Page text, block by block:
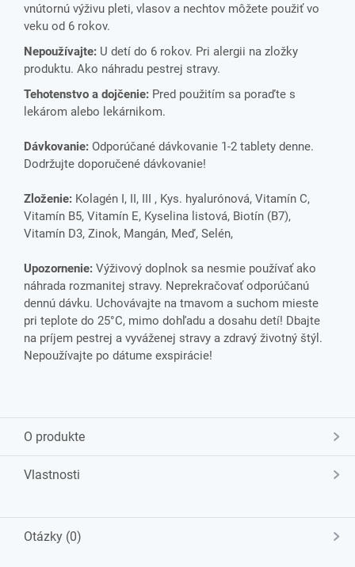
vnútornú výživu pleti, vlasov a nechtov môžete použiť vo
veku od 6 rokov.
Nepoužívajte: U detí do 6 rokov. Pri alergii na zložky
produktu. Ako náhradu pestrej stravy.
Tehotenstvo a dojčenie: Pred použitím sa poraďte s
lekárom alebo lekárnikom.
Dávkovanie: Odporúčané dávkovanie 1-2 tablety denne.
Dodržujte doporučené dávkovanie!
Zloženie: Kolagén I, II, III , Kys. hyalurónová, Vitamín C,
Vitamín B5, Vitamín E, Kyselina listová, Biotín (B7),
Vitamín D3, Zinok, Mangán, Meď, Selén,
Upozornenie: Výživový doplnok sa nesmie používať ako
náhrada rozmanitej stravy. Neprekračovať odporúčanú
dennú dávku. Uchovávajte na tmavom a suchom mieste
pri teplote do 25°C, mimo dohľadu a dosahu detí! Dbajte
na príjem pestrej a vyváženej stravy a zdravý životný štýl.
Nepoužívajte po dátume exspirácie!
O produkte
Vlastnosti
Otázky (0)